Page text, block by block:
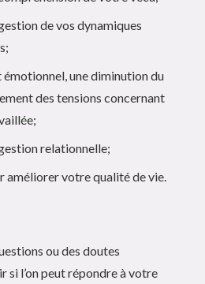
de vos dynamiques
émotionnel, une diminution du
des tensions concernant
relationnelle;
améliorer votre qualité de vie.
ou des doutes
si l’on peut répondre à votre